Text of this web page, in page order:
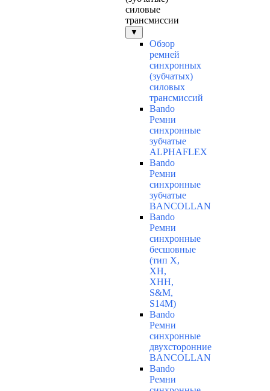
силовые
трансмиссии
▼
Обзор
ремней
синхронных
(зубчатых)
силовых
трансмиссий
Bando
Ремни
синхронные
зубчатые
ALPHAFLEX
Bando
Ремни
синхронные
зубчатые
BANCOLLAN
Bando
Ремни
синхронные
бесшовные
(тип Х,
ХН,
ХНН,
S&M,
S14М)
Bando
Ремни
синхронные
двухсторонние
BANCOLLAN
Bando
Ремни